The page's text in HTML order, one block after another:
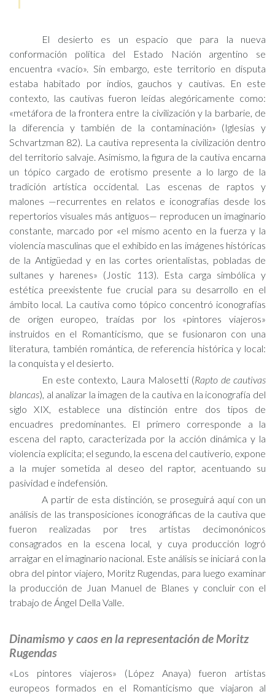
El desierto es un espacio que para la nueva
conformación política del Estado Nación argentino se
encuentra «vacío». Sin embargo, este territorio en disputa
estaba habitado por indios, gauchos y cautivas. En este
contexto, las cautivas fueron leídas alegóricamente como:
«metáfora de la frontera entre la civilización y la barbarie, de
la diferencia y también de la contaminación» (Iglesias y
Schvartzman 82). La cautiva representa la civilización dentro
del territorio salvaje. Asimismo, la figura de la cautiva encarna
un tópico cargado de erotismo presente a lo largo de la
tradición artística occidental. Las escenas de raptos y
malones —recurrentes en relatos e iconografías desde los
repertorios visuales más antiguos— reproducen un imaginario
constante, marcado por «el mismo acento en la fuerza y la
violencia masculinas que el exhibido en las imágenes históricas
de la Antigüedad y en las cortes orientalistas, pobladas de
sultanes y harenes» (Jostic 113). Esta carga simbólica y
estética preexistente fue crucial para su desarrollo en el
ámbito local. La cautiva como tópico concentró iconografías
de origen europeo, traídas por los «pintores viajeros»
instruidos en el Romanticismo, que se fusionaron con una
literatura, también romántica, de referencia histórica y local:
la conquista y el desierto.
En este contexto, Laura Malosetti (Rapto de cautivas
blancas), al analizar la imagen de la cautiva en la iconografía del
siglo XIX, establece una distinción entre dos tipos de
encuadres predominantes. El primero corresponde a la
escena del rapto, caracterizada por la acción dinámica y la
violencia explícita; el segundo, la escena del cautiverio, expone
a la mujer sometida al deseo del raptor, acentuando su
pasividad e indefensión.
A partir de esta distinción, se proseguirá aquí con un
análisis de las transposiciones iconográficas de la cautiva que
fueron realizadas por tres artistas decimonónicos
consagrados en la escena local, y cuya producción logró
arraigar en el imaginario nacional. Este análisis se iniciará con la
obra del pintor viajero, Moritz Rugendas, para luego examinar
la producción de Juan Manuel de Blanes y concluir con el
trabajo de Ángel Della Valle.
Dinamismo y caos en la representación de Moritz
Rugendas
«Los pintores viajeros» (López Anaya) fueron artistas
europeos formados en el Romanticismo que viajaron al